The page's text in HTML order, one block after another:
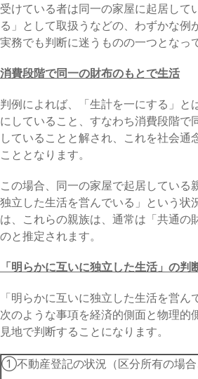
受けている者は同一の家屋に起居して
る」として取扱うなどの、わずかな例
実務でも判断に迷うものの一つとなっ
消費段階で同一の財布のもとで生活
判例によれば、「生計を一にする」と
にしていること、すなわち消費段階で
していることと解され、これを社会通
こととなります。
この場合、同一の家屋で起居している
独立した生活を営んでいる」という状
は、これらの親族は、通常は「共通の
のと推定されます。
「明らかに互いに独立した生活」の判
「明らかに互いに独立した生活を営ん
次のような事項を経済的側面と物理的
見地で判断することになります。
①不動産登記の状況（区分所有の場合